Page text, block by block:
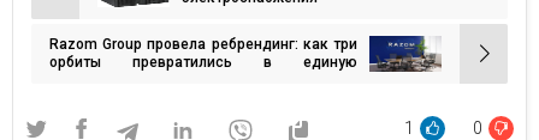
по
записям
Razom Group провела ребрендинг: как три
орбиты превратились в единую
1 0